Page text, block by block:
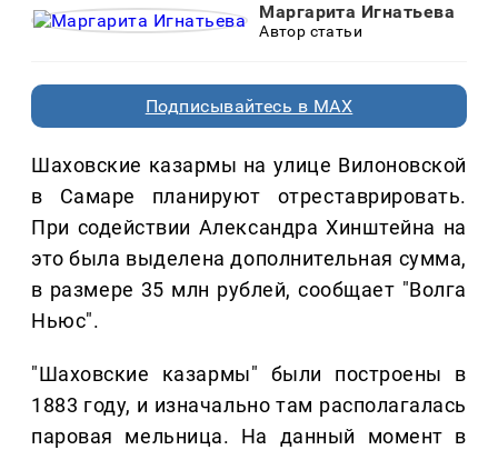
Маргарита Игнатьева
Автор статьи
Подписывайтесь в MAX
Шаховские казармы на улице Вилоновской
в Самаре планируют отреставрировать.
При содействии Александра Хинштейна на
это была выделена дополнительная сумма,
в размере 35 млн рублей, сообщает "Волга
Ньюс".
"Шаховские казармы" были построены в
1883 году, и изначально там располагалась
паровая мельница. На данный момент в